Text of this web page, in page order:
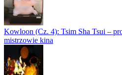
Kowloon (Cz. 4): Tsim Sha Tsui –
mistrzowie kina